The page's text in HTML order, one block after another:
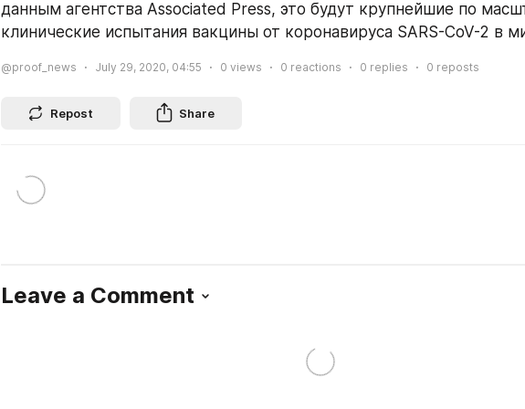
данным агентства Associated Press, это будут крупнейшие по
клинические испытания вакцины от коронавируса SARS-CoV-2 в
@proof_news July 29, 2020, 04:55 0 views 0 reactions 0 replies 0 reposts
Repost Share
Leave a Comment